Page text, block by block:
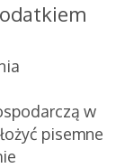
w
pisemne